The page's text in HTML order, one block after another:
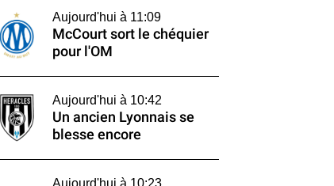
Aujourd'hui à 11:09
McCourt sort le chéquier
pour l'OM
Aujourd'hui à 10:42
Un ancien Lyonnais se
blesse encore
Aujourd'hui à 10:23